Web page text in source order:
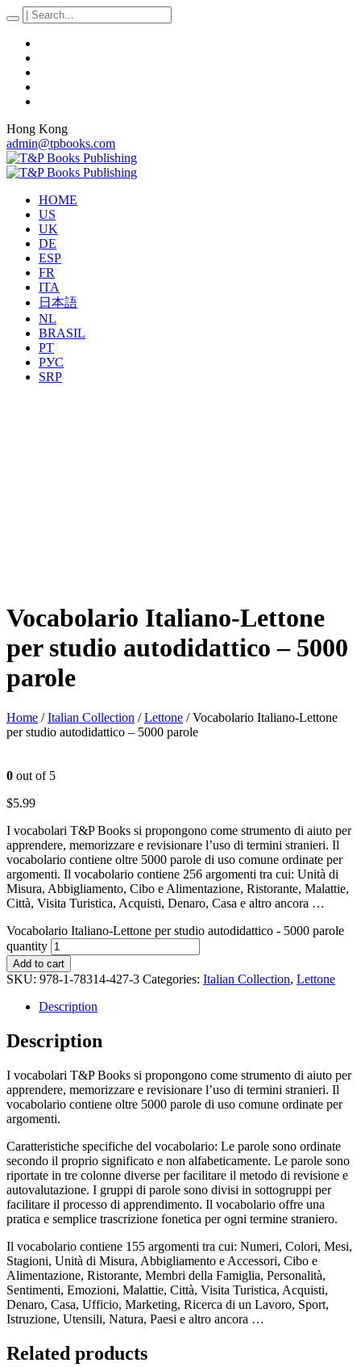
Hong Kong
admin@tpbooks.com
HOME
US
UK
DE
ESP
FR
ITA
日本語
NL
BRASIL
PT
РУС
SRP
Vocabolario Italiano-Lettone
per studio autodidattico – 5000
parole
Home /Italian Collection /Lettone / Vocabolario Italiano-Lettone
per studio autodidattico – 5000 parole
0 out of 5
$5.99
I vocabolari T&P Books si propongono come strumento di aiuto per
apprendere, memorizzare e revisionare l’uso di termini stranieri. Il
vocabolario contiene oltre 5000 parole di uso comune ordinate per
argomenti. Il vocabolario contiene 256 argomenti tra cui: Unità di
Misura, Abbigliamento, Cibo e Alimentazione, Ristorante, Malattie,
Città, Visita Turistica, Acquisti, Denaro, Casa e altro ancora …
Vocabolario Italiano-Lettone per studio autodidattico - 5000 parole
quantity
Add to cart
SKU: 978-1-78314-427-3 Categories: Italian Collection, Lettone
Description
Description
I vocabolari T&P Books si propongono come strumento di aiuto per
apprendere, memorizzare e revisionare l’uso di termini stranieri. Il
vocabolario contiene oltre 5000 parole di uso comune ordinate per
argomenti.
Caratteristiche specifiche del vocabolario: Le parole sono ordinate
secondo il proprio significato e non alfabeticamente. Le parole sono
riportate in tre colonne diverse per facilitare il metodo di revisione e
autovalutazione. I gruppi di parole sono divisi in sottogruppi per
facilitare il processo di apprendimento. Il vocabolario offre una
pratica e semplice trascrizione fonetica per ogni termine straniero.
Il vocabolario contiene 155 argomenti tra cui: Numeri, Colori, Mesi,
Stagioni, Unità di Misura, Abbigliamento e Accessori, Cibo e
Alimentazione, Ristorante, Membri della Famiglia, Personalità,
Sentimenti, Emozioni, Malattie, Città, Visita Turistica, Acquisti,
Denaro, Casa, Ufficio, Marketing, Ricerca di un Lavoro, Sport,
Istruzione, Utensili, Natura, Paesi e altro ancora …
Related products